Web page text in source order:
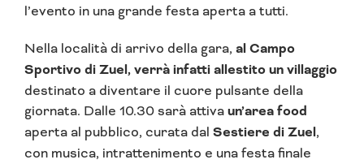
l’evento in una grande festa aperta a tutti.
Nella località di arrivo della gara, al Campo
Sportivo di Zuel, verrà infatti allestito un villaggio
destinato a diventare il cuore pulsante della
giornata. Dalle 10.30 sarà attivaun’area food
aperta al pubblico, curata dal Sestiere di Zuel,
con musica, intrattenimento e una festa finale